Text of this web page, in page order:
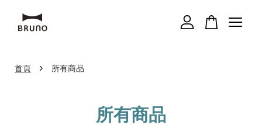
首頁 › 所有商品
所有商品